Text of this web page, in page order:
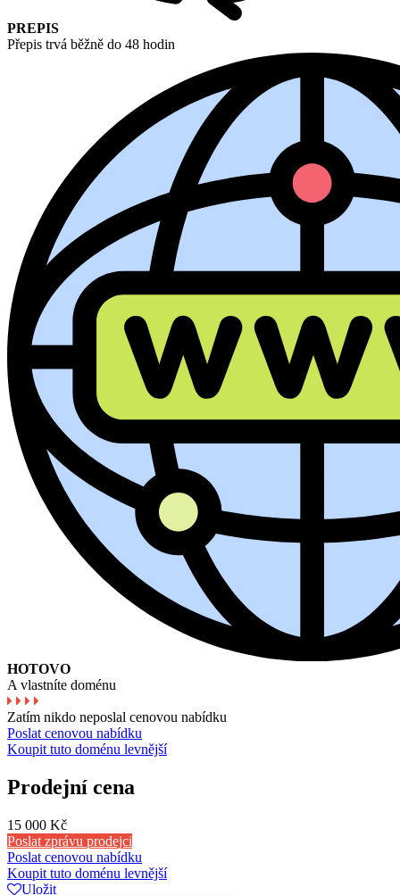
PREPIS
Přepis trvá běžně do 48 hodin
HOTOVO
A vlastníte doménu
Zatím nikdo neposlal cenovou nabídku
Poslat cenovou nabídku
Koupit tuto doménu levnější
Prodejní cena
15 000 Kč
Poslat zprávu prodejci
Poslat cenovou nabídku
Koupit tuto doménu levnější
Uložit